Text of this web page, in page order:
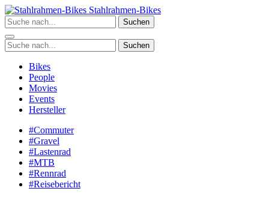
Zum
Inhalt
springen
Stahlrahmen-Bikes
Suchen
Suchen
Bikes
People
Movies
Events
Hersteller
#Commuter
#Gravel
#Lastenrad
#MTB
#Rennrad
#Reisebericht